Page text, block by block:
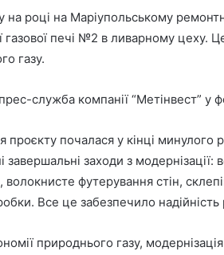
на році на Маріупольському
газової печі №2 в ливарному цеху.
газу.
служба компанії “Метінвест” у
проєкту почалася у кінці
завершальні заходи з модернізації:
волокнисте футерування стін,
Все це забезпечило
природнього газу,